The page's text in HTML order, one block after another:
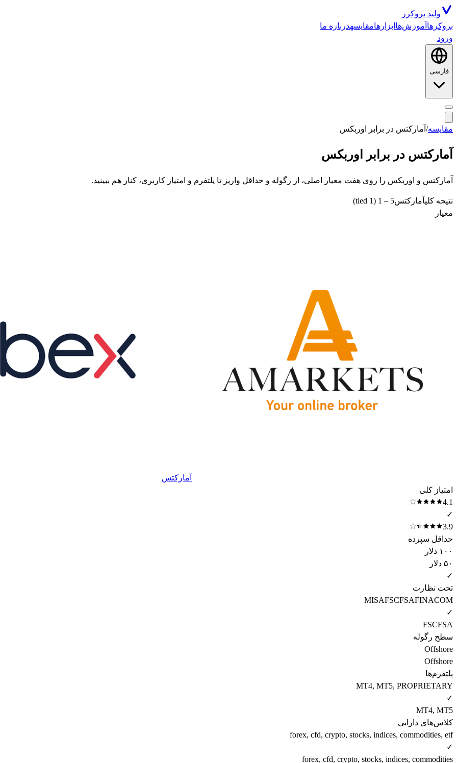
ولید بروکرز
بروکرها آموزش‌ها ابزارهامقایسهدرباره ما
ورود
فارسی
مقایسه/ آمارکتس در برابر اوربکس
آمارکتس در برابر اوربکس
آمارکتس و اوربکس را روی هفت معیار اصلی، از رگوله و حداقل واریز تا پلتفرم و امتیاز کاربری، کنار هم ببینید.
نتیجه کلیآمارکتس5
–
1
(1 tied)
معیار
آمارکتس
امتیاز کلی
4.1
✓
3.9
حداقل سپرده
۱۰۰ دلار
۵۰ دلار
✓
تحت نظارت
MISAFSCFSAFINACOM
✓
FSCFSA
سطح رگوله
Offshore
Offshore
پلتفرم‌ها
MT4, MT5, PROPRIETARY
✓
MT4, MT5
کلاس‌های دارایی
forex, cfd, crypto, stocks, indices, commodities, etf
✓
forex, cfd, crypto, stocks, indices, commodities